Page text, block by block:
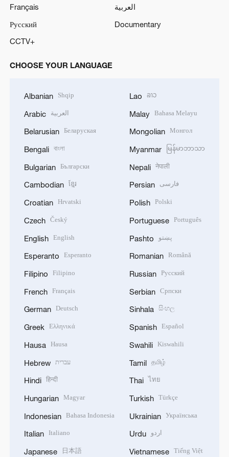
Français
العربية
Русский
Documentary
CCTV+
CHOOSE YOUR LANGUAGE
Albanian Shqip
Arabic العربية
Belarusian Беларуская
Bengali বাংলা
Bulgarian Български
Cambodian ខ្មែរ
Croatian Hrvatski
Czech Český
English English
Esperanto Esperanto
Filipino Filipino
French Français
German Deutsch
Greek Ελληνικά
Hausa Hausa
Hebrew עברית
Hindi हिन्दी
Hungarian Magyar
Indonesian Bahasa Indonesia
Italian Italiano
Japanese 日本語
Lao ລາວ
Malay Bahasa Melayu
Mongolian Монгол
Myanmar မြန်မာဘာသာ
Nepali नेपाली
Persian فارسی
Polish Polski
Portuguese Português
Pashto پښتو
Romanian Română
Russian Русский
Serbian Српски
Sinhala සිංහල
Spanish Español
Swahili Kiswahili
Tamil தமிழ்
Thai ไทย
Turkish Türkçe
Ukrainian Українська
Urdu اردو
Vietnamese Tiếng Việt